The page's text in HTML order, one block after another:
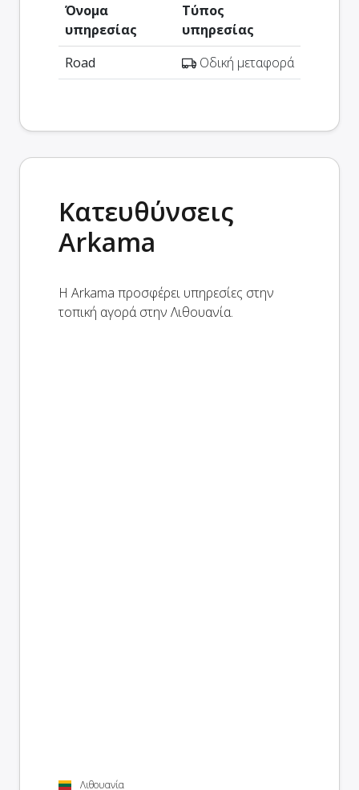
Όνομα
υπηρεσίας
Τύπος
υπηρεσίας
Road
Οδική μεταφορά
Κατευθύνσεις
Arkama
Η Arkama προσφέρει υπηρεσίες στην
τοπική αγορά στην Λιθουανία.
Λιθουανία